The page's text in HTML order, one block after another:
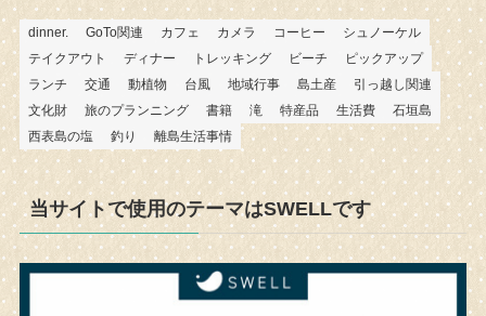
dinner. GoTo関連 カフェ カメラ コーヒー
シュノーケル
テイクアウト
ディナー トレッキング ビーチ
ピックアップ
ランチ
交通 動植物 台風 地域行事 島土産
引っ越し関連
文化財
旅のプランニング 書籍 滝 特産品 生活費
石垣島
西表島の塩
釣り 離島生活事情
当サイトで使用のテーマはSWELLです